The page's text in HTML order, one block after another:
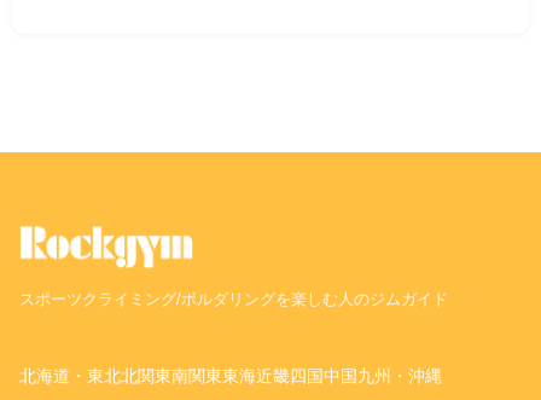
スポーツクライミング/ボルダリングを楽しむ人のジムガイド
北海道・東北北関東南関東東海近畿四国中国九州・沖縄